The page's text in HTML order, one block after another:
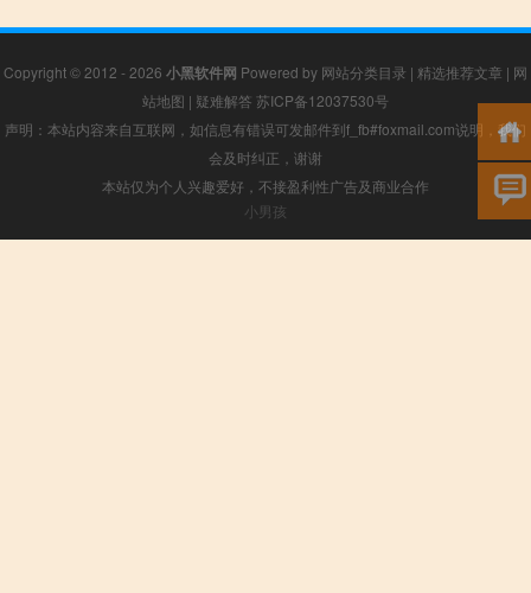
Copyright © 2012 - 2026 小黑软件网 Powered by 网站分类目录 | 精选推荐文章 | 网
站地图 | 疑难解答 苏ICP备12037530号
声明：本站内容来自互联网，如信息有错误可发邮件到f_fb#foxmail.com说明，我们
会及时纠正，谢谢
本站仅为个人兴趣爱好，不接盈利性广告及商业合作
小男孩